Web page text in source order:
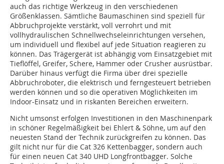
auch das richtige Werkzeug in den verschiedenen
Größenklassen. Sämtliche Baumaschinen sind speziell für
Abbruchprojekte verstärkt, voll verrohrt und mit
vollhydraulischen Schnellwechseleinrichtungen versehen,
um individuell und flexibel auf jede Situation reagieren zu
können. Das Trägergerät ist abhängig vom Einsatzgebiet mit
Tieflöffel, Greifer, Schere, Hammer oder Crusher ausrüstbar.
Darüber hinaus verfügt die Firma über drei spezielle
Abbruchroboter, die elektrisch und ferngesteuert betrieben
werden können und so die operativen Möglichkeiten im
Indoor-Einsatz und in riskanten Bereichen erweitern.
Nicht umsonst erfolgen Investitionen in den Maschinenpark
in schöner Regelmäßigkeit bei Ehlert & Söhne, um auf den
neuesten Stand der Technik zurückgreifen zu können. Das
gilt nicht nur für die Cat 326 Kettenbagger, sondern auch
für einen neuen Cat 340 UHD Longfrontbagger. Solche